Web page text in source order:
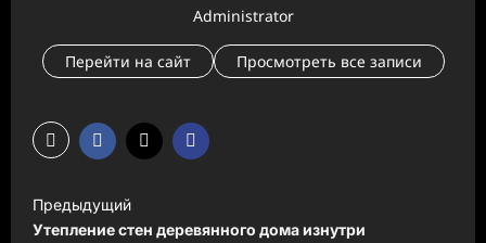
Administrator
Перейти на сайт Просмотреть все записи
а
Предыдущий
Утепление стен деревянного дома изнутри